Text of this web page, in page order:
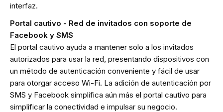
interfaz.
Portal cautivo - Red de invitados con soporte de
Facebook y SMS
El portal cautivo ayuda a mantener solo a los invitados
autorizados para usar la red, presentando dispositivos con
un método de autenticación conveniente y fácil de usar
para otorgar acceso Wi-Fi. La adición de autenticación por
SMS y Facebook simplifica aún más el portal cautivo para
simplificar la conectividad e impulsar su negocio.